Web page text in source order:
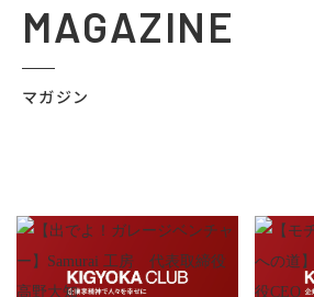
MAGAZINE
マガジン